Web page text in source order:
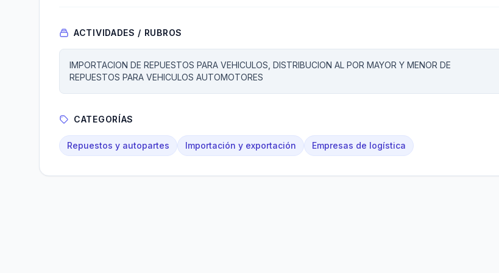
ACTIVIDADES / RUBROS
IMPORTACION DE REPUESTOS PARA VEHICULOS, DISTRIBUCION AL POR MAYOR Y MENOR DE
REPUESTOS PARA VEHICULOS AUTOMOTORES
CATEGORÍAS
Repuestos y autopartes Importación y exportación Empresas de logística